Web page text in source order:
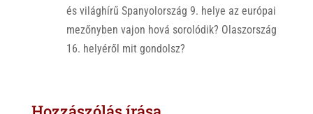
és világhírű Spanyolország 9. helye az európai
mezőnyben vajon hová sorolódik? Olaszország
16. helyéről mit gondolsz?